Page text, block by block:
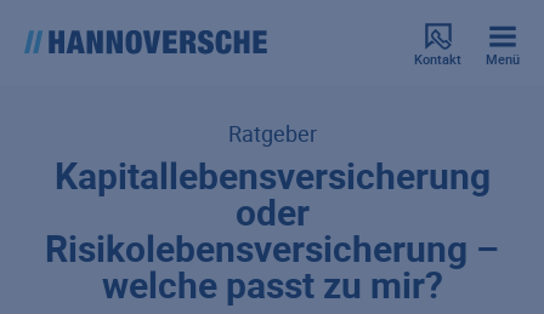
Kontakt Menü
Ratgeber
Kapitallebensversicherung
oder
Risikolebensversicherung –
welche passt zu mir?